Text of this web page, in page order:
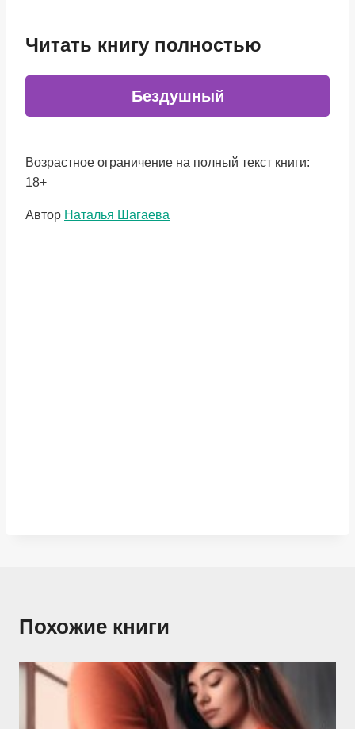
Читать книгу полностью
Бездушный
Возрастное ограничение на полный текст книги:
18+
Метки
Автор Наталья Шагаева
Похожие книги